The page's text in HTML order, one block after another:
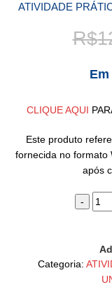
ATIVIDADE
R$
CLIQUE AQUI
Este produto
fornecida no formato
após
Categoria: